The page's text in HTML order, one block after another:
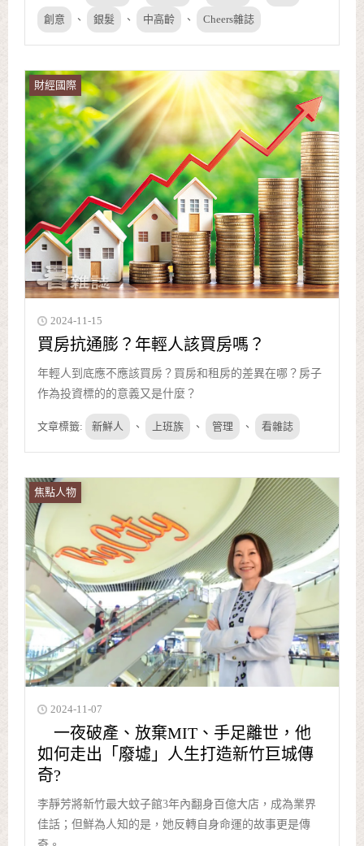
創意 、 銀髮 、 中高齡 、 Cheers雜誌
財經國際
2024-11-15
買房抗通膨？年輕人該買房嗎？
年輕人到底應不應該買房？買房和租房的差異在哪？房子
作為投資標的的意義又是什麼？
文章標籤: 新鮮人 、 上班族 、 管理 、 看雜誌
焦點人物
2024-11-07
一夜破產、放棄MIT、手足離世，他
如何走出「廢墟」人生打造新竹巨城傳
奇?
李靜芳將新竹最大蚊子館3年內翻身百億大店，成為業界
佳話；但鮮為人知的是，她反轉自身命運的故事更是傳